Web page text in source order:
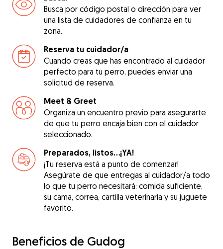
Busca por código postal o dirección para ver
una lista de cuidadores de confianza en tu
zona.
Reserva tu cuidador/a
Cuando creas que has encontrado al cuidador
perfecto para tu perro, puedes enviar una
solicitud de reserva.
Meet & Greet
Organiza un encuentro previo para asegurarte
de que tu perro encaja bien con el cuidador
seleccionado.
Preparados, listos...¡YA!
¡Tu reserva está a punto de comenzar!
Asegúrate de que entregas al cuidador/a todo
lo que tu perro necesitará: comida suficiente,
su cama, correa, cartilla veterinaria y su juguete
favorito.
Beneficios de Gudog